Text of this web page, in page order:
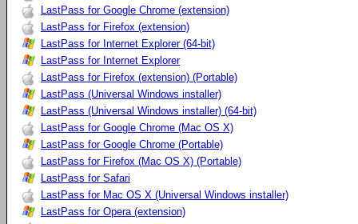
LastPass for Google Chrome (extension)
LastPass for Firefox (extension)
LastPass for Internet Explorer (64-bit)
LastPass for Internet Explorer
LastPass for Firefox (extension) (Portable)
LastPass (Universal Windows installer)
LastPass (Universal Windows installer) (64-bit)
LastPass for Google Chrome (Mac OS X)
LastPass for Google Chrome (Portable)
LastPass for Firefox (Mac OS X) (Portable)
LastPass for Safari
LastPass for Mac OS X (Universal Windows installer)
LastPass for Opera (extension)